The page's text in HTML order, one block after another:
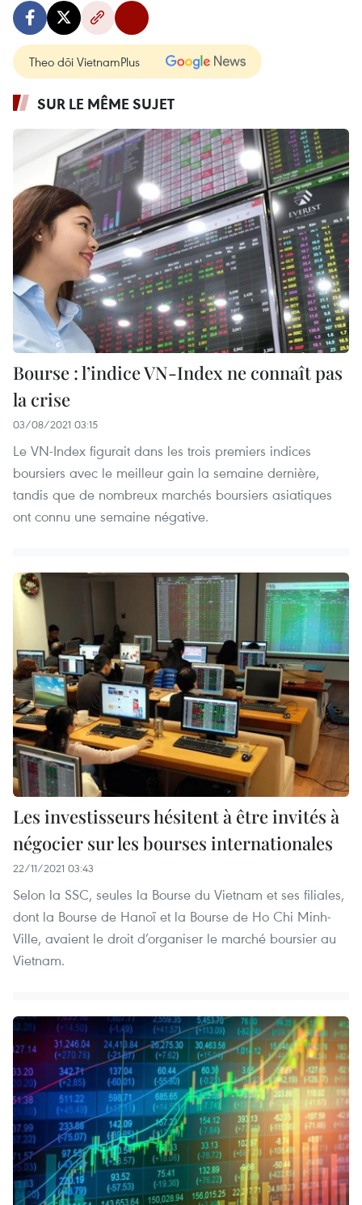
Theo dõi VietnamPlus
SUR LE MÊME SUJET
Bourse : l’indice VN-Index ne connaît pas
la crise
03/08/2021 03:15
Le VN-Index figurait dans les trois premiers indices
boursiers avec le meilleur gain la semaine dernière,
tandis que de nombreux marchés boursiers asiatiques
ont connu une semaine négative.
Les investisseurs hésitent à être invités à
négocier sur les bourses internationales
22/11/2021 03:43
Selon la SSC, seules la Bourse du Vietnam et ses filiales,
dont la Bourse de Hanoï et la Bourse de Ho Chi Minh-
Ville, avaient le droit d’organiser le marché boursier au
Vietnam.